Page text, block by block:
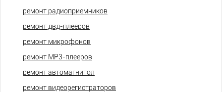
ремонт радиоприемников
ремонт двд-плееров
ремонт микрофонов
ремонт МР3-плееров
ремонт автомагнитол
ремонт видеорегистраторов